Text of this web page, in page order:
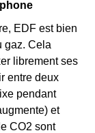
EDF est bien
gaz. Cela
librement ses
entre deux
pendant
et
CO2 sont